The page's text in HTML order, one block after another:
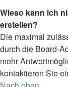
Wieso kann ich
erstellen?
Die maximal
durch die Board-
mehr
kontaktieren Sie